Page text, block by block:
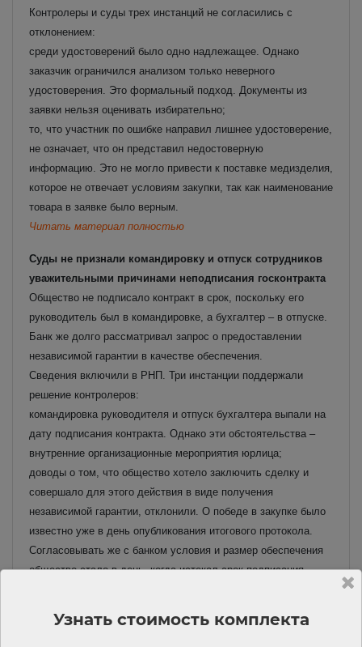
Контролеры и суды трех инстанций не согласились с
отклонением:
среди удостоверений было одно надлежащее. Однако
заказчик ограничился анализом только неверного
удостоверения. Это формальный подход. Документы из
заявки нельзя оценивать избирательно;
то, что участник по ошибке направил лишнее удостоверение,
не означает, что он представил недостоверную
информацию. Это не могло привести к поставке медизделия,
которое не отвечает условиям закупки, так как наименование
товара в заявке было верным.
Читать материал полностью
Суды не признали командировку и отпуск сотрудников
уважительными причинами неподписания госконтракта
Общество не подписало контракт в срок, поскольку его
руководитель был в командировке, а бухгалтер – в отпуске.
Банк же долго рассматривал запрос о предоставлении
независимой гарантии в качестве обеспечения.
Сведения включили в РНП. Три инстанции поддержали
решение контролеров:
командировка руководителя и отпуск бухгалтера выпали на
дату подписания контракта. Однако эти обстоятельства –
внутренние организационные мероприятия юрлица;
доводы о том, что общество хотело заключить сделку и
совершало для этого действия в виде получения
независимой гарантии, отклонили. О победе в закупке было
известно уже в день опубликования итогового протокола.
Согласовывать же с банком условия и размер обеспечения
общество стало в день, когда истекал срок подписания
выбрало такой способ обеспечения. Оно знало, что выпуск
Узнать стоимость комплекта